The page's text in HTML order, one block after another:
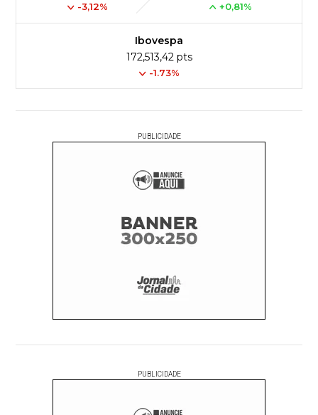
-3,12% +0,81%
Ibovespa
172,513,42 pts
-1.73%
PUBLICIDADE
PUBLICIDADE